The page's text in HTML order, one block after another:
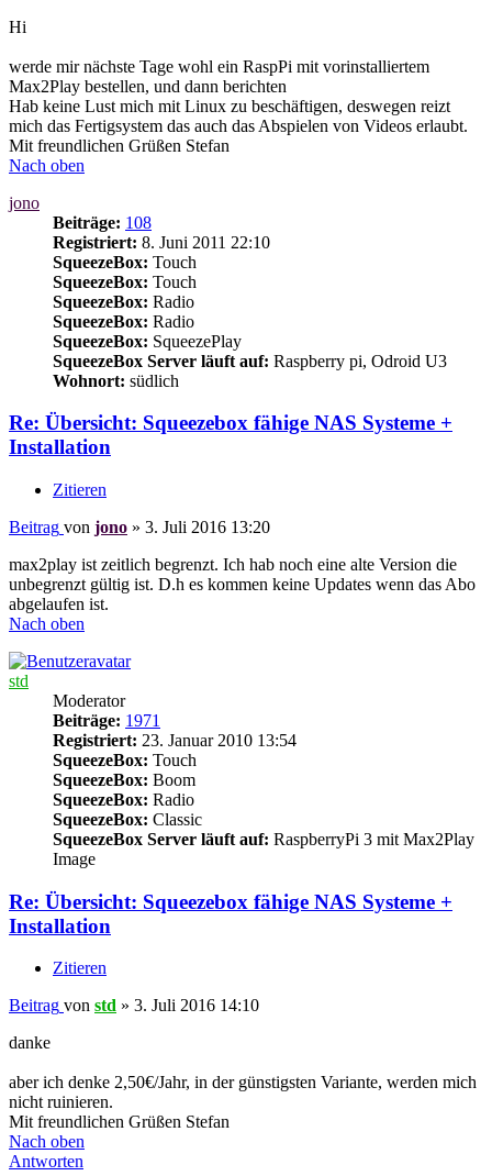
Hi
werde mir nächste Tage wohl ein RaspPi mit vorinstalliertem
Max2Play bestellen, und dann berichten
Hab keine Lust mich mit Linux zu beschäftigen, deswegen reizt
mich das Fertigsystem das auch das Abspielen von Videos erlaubt.
Mit freundlichen Grüßen Stefan
Nach oben
jono
Beiträge: 108
Registriert: 8. Juni 2011 22:10
SqueezeBox: Touch
SqueezeBox: Touch
SqueezeBox: Radio
SqueezeBox: Radio
SqueezeBox: SqueezePlay
SqueezeBox Server läuft auf: Raspberry pi, Odroid U3
Wohnort: südlich
Re: Übersicht: Squeezebox fähige NAS Systeme +
Installation
Zitieren
Beitrag von jono » 3. Juli 2016 13:20
max2play ist zeitlich begrenzt. Ich hab noch eine alte Version die
unbegrenzt gültig ist. D.h es kommen keine Updates wenn das Abo
abgelaufen ist.
Nach oben
std
Moderator
Beiträge: 1971
Registriert: 23. Januar 2010 13:54
SqueezeBox: Touch
SqueezeBox: Boom
SqueezeBox: Radio
SqueezeBox: Classic
SqueezeBox Server läuft auf: RaspberryPi 3 mit Max2Play
Image
Re: Übersicht: Squeezebox fähige NAS Systeme +
Installation
Zitieren
Beitrag von std » 3. Juli 2016 14:10
danke
aber ich denke 2,50€/Jahr, in der günstigsten Variante, werden mich
nicht ruinieren.
Mit freundlichen Grüßen Stefan
Nach oben
Antworten